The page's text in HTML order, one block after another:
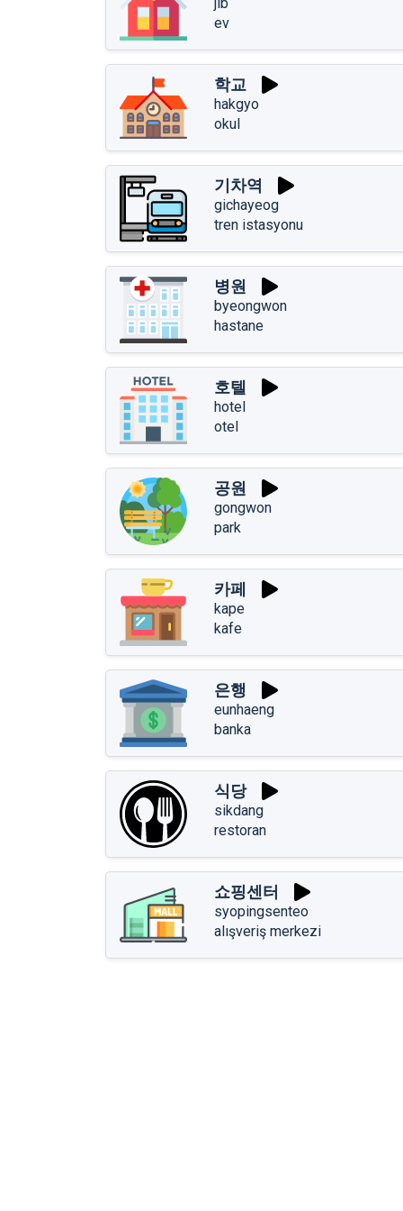
ev
학교
hakgyo
okul
기차역
gichayeog
tren istasyonu
병원
byeongwon
hastane
호텔
hotel
otel
공원
gongwon
park
카페
kape
kafe
은행
eunhaeng
banka
식당
sikdang
restoran
쇼핑센터
syopingsenteo
alışveriş merkezi